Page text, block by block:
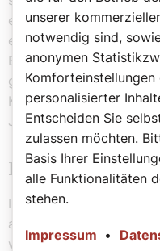
eignet sich für
eine edle Krippe, deren
Brokat tragen. „Auch
gekleidet, allerdings
Könige das traute Paar“,
Jetzinger
Dank von
In den Holzschränken
auch Heilige Drei
wurden. Eine spezielle
unserer
notwendig sind,
anonymen
personalisierter
Entscheiden Sie
zulassen möchten.
Basis Ihrer
alle Funktionalitäten
stehen.
Impressum •